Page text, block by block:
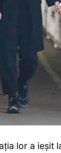
lor a ieșit